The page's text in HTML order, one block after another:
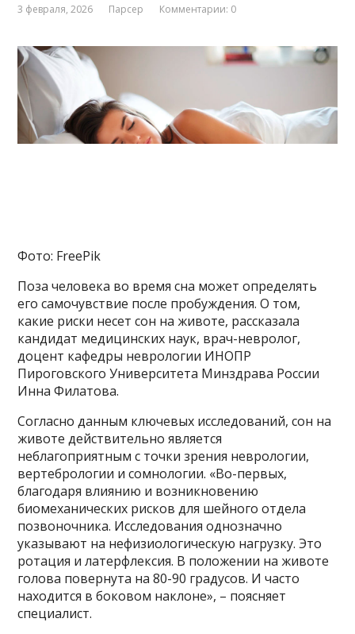
3 февраля, 2026 Парсер Комментарии: 0
Фото: FreePik
Поза человека во время сна может определять
его самочувствие после пробуждения. О том,
какие риски несет сон на животе, рассказала
кандидат медицинских наук, врач-невролог,
доцент кафедры неврологии ИНОПР
Пироговского Университета Минздрава России
Инна Филатова.
Согласно данным ключевых исследований, сон на
животе действительно является
неблагоприятным с точки зрения неврологии,
вертебрологии и сомнологии. «Во-первых,
благодаря влиянию и возникновению
биомеханических рисков для шейного отдела
позвоночника. Исследования однозначно
указывают на нефизиологическую нагрузку. Это
ротация и латерфлексия. В положении на животе
голова повернута на 80-90 градусов. И часто
находится в боковом наклоне», – поясняет
специалист.